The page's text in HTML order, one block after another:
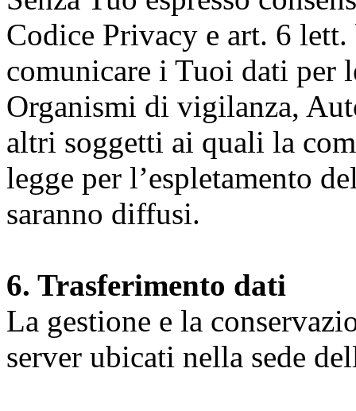
Codice Privacy e art. 6
comunicare i Tuoi dati per
Organismi di vigilanza,
altri soggetti ai quali la
legge per l’espletamento
saranno diffusi.
6. Trasferimento dati
La gestione e la
server ubicati nella sede